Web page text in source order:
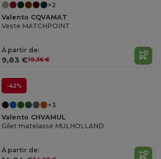
+2
Valento CQVAMAT
Veste MATCHPOINT
À partir de:
9,83 €19,36 €
-42%
+3
Valento CHVAMUL
Gilet matelassé MULHOLLAND
À partir de: